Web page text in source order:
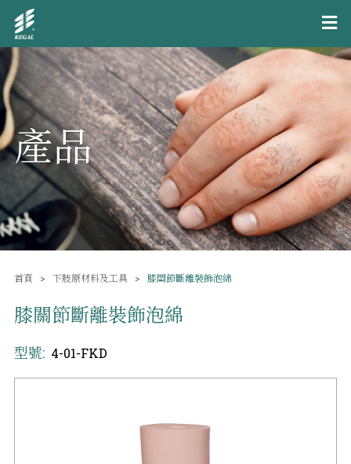
產品
首頁 下肢原材料及工具 膝關節斷離裝飾泡綿
膝關節斷離裝飾泡綿
型號: 4-01-FKD